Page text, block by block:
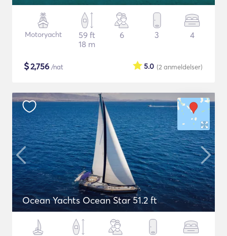
Motoryacht
59 ft
18 m
6 3 4
$2,756 /nat (2 anmeldelser)
5.0
Ocean Yachts Ocean Star 51.2 ft